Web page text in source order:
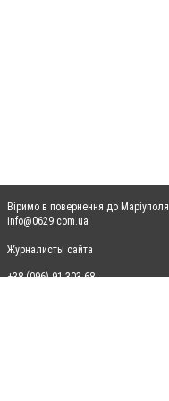
Віримо в повернення до Маріуполя
info@0629.com.ua
Журналисты сайта
+38 (096) 91 303 68